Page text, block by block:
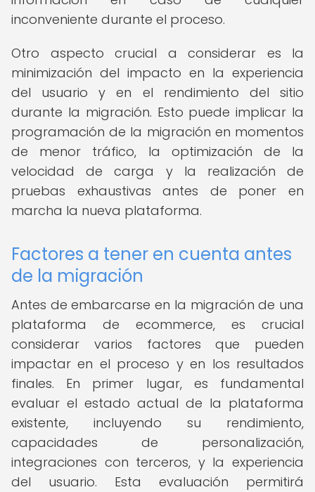
inconveniente durante el proceso.
Otro aspecto crucial a considerar es la
minimización del impacto en la experiencia
del usuario y en el rendimiento del sitio
durante la migración. Esto puede implicar la
programación de la migración en momentos
de menor tráfico, la optimización de la
velocidad de carga y la realización de
pruebas exhaustivas antes de poner en
marcha la nueva plataforma.
Factores a tener en cuenta antes
de la migración
Antes de embarcarse en la migración de una
plataforma de ecommerce, es crucial
considerar varios factores que pueden
impactar en el proceso y en los resultados
finales. En primer lugar, es fundamental
evaluar el estado actual de la plataforma
existente, incluyendo su rendimiento,
capacidades de personalización,
integraciones con terceros, y la experiencia
del usuario. Esta evaluación permitirá